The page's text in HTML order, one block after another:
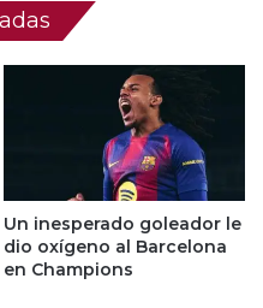
Un inesperado goleador le
dio oxígeno al Barcelona
en Champions